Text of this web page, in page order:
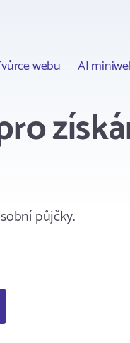
webu AI
půjčky.